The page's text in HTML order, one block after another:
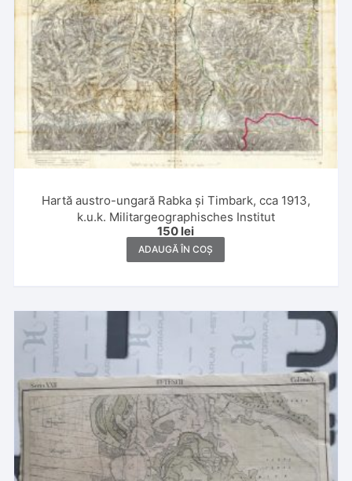
Hartă austro-ungară Rabka și Timbark, cca 1913,
k.u.k. Militargeographisches Institut
150 lei
ADAUGĂ ÎN COȘ